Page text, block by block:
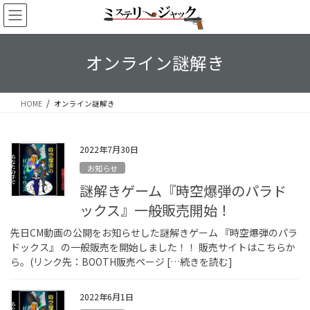
コ
ン
テ
ス
ナ
ビ
ゲ
ン
オンライン謎解き
HOME オンライン謎解き
2022年7月30日
お知らせ
謎解きゲーム『時空爆弾のパラド
ックス』一般販売開始！
先日CM動画の公開をお知らせした謎解きゲーム 『時空爆弾のパラ
ドックス』 の一般販売を開始しました！！ 販売サイトはこちらか
ら。(リンク先：BOOTH販売ページ […続きを読む]
2022年6月1日